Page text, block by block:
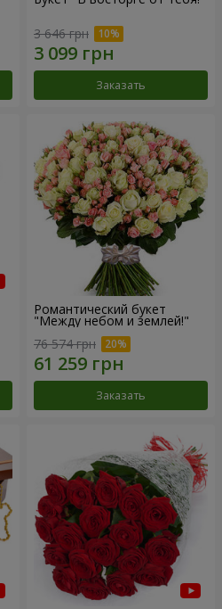
3 646 грн
Заказать
Романтический букет
"Между небом и землей!"
76 574 грн
Заказать